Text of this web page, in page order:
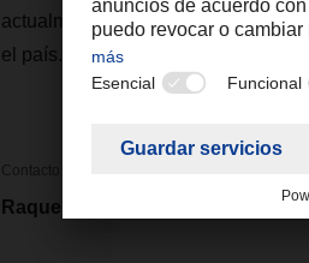
actualmente dan empleo a 670
el país.
Contacto
Raquel Forte